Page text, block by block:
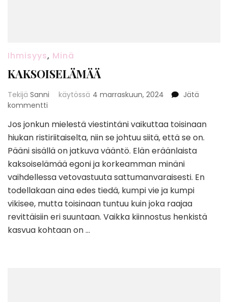
Ihmisyys, Minä
KAKSOISELÄMÄÄ
Tekijä Sanni käytössä 4 marraskuun, 2024
Jätä
kommentti
Jos jonkun mielestä viestintäni vaikuttaa toisinaan
hiukan ristiriitaiselta, niin se johtuu siitä, että se on.
Pääni sisällä on jatkuva vääntö. Elän eräänlaista
kaksoiselämää egoni ja korkeamman minäni
vaihdellessa vetovastuuta sattumanvaraisesti. En
todellakaan aina edes tiedä, kumpi vie ja kumpi
vikisee, mutta toisinaan tuntuu kuin joka raajaa
revittäisiin eri suuntaan. Vaikka kiinnostus henkistä
kasvua kohtaan on …